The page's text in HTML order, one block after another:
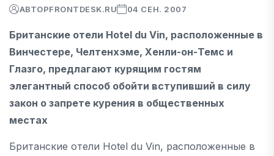
АВТОРFRONTDESK.RU 04 СЕН. 2007
Британские отели Hotel du Vin, расположенные в
Винчестере, Челтенхэме, Хенли-он-Темс и
Глазго, предлагают курящим гостям
элегантный способ обойти вступивший в силу
закон о запрете курения в общественных
местах
Британские отели Hotel du Vin, расположенные в